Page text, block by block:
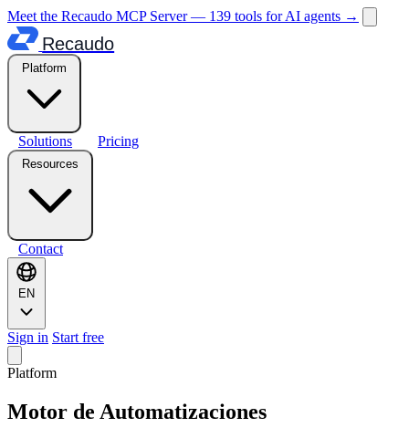
Meet the Recaudo MCP Server — 139 tools for AI agents →
Recaudo
Platform
Solutions Pricing
Resources
Contact
EN
Sign in Start free
Platform
Motor de Automatizaciones